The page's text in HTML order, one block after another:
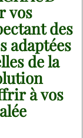
vos
des
adaptées
de la
à vos